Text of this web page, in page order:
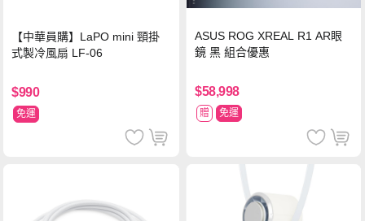
【中華員購】LaPO mini 頸掛
式製冷風扇 LF-06
$990
免運
ASUS ROG XREAL R1 AR眼
鏡 黑 組合優惠
$58,998
贈 免運